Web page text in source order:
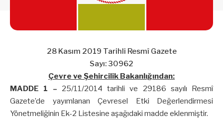
28 Kasım 2019 Tarihli Resmî Gazete
Sayı: 30962
Çevre ve Şehircilik Bakanlığından:
MADDE 1 – 25/11/2014 tarihli ve 29186 sayılı Resmî
Gazete’de yayımlanan Çevresel Etki Değerlendirmesi
Yönetmeliğinin Ek-2 Listesine aşağıdaki madde eklenmiştir.